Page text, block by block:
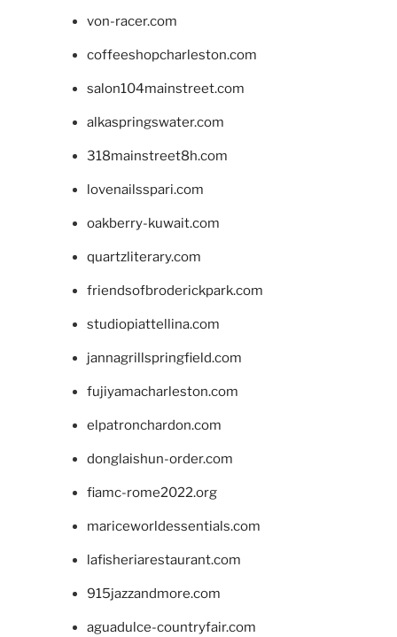
von-racer.com
coffeeshopcharleston.com
salon104mainstreet.com
alkaspringswater.com
318mainstreet8h.com
lovenailsspari.com
oakberry-kuwait.com
quartzliterary.com
friendsofbroderickpark.com
studiopiattellina.com
jannagrillspringfield.com
fujiyamacharleston.com
elpatronchardon.com
donglaishun-order.com
fiamc-rome2022.org
mariceworldessentials.com
lafisheriarestaurant.com
915jazzandmore.com
aguadulce-countryfair.com